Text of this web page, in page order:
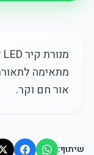
מתאימה
אור חם וקר.
שיתוף: